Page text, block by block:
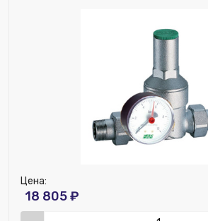
Редуктор хром. 1/2"
ДУ соединения, мм: 15
Цена:
18 805 ₽